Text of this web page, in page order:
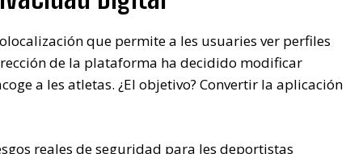
que permite a les usuaries ver perfiles
de la plataforma ha decidido modificar
a les atletas. ¿El objetivo? Convertir la aplicación
reales de seguridad para les deportistas